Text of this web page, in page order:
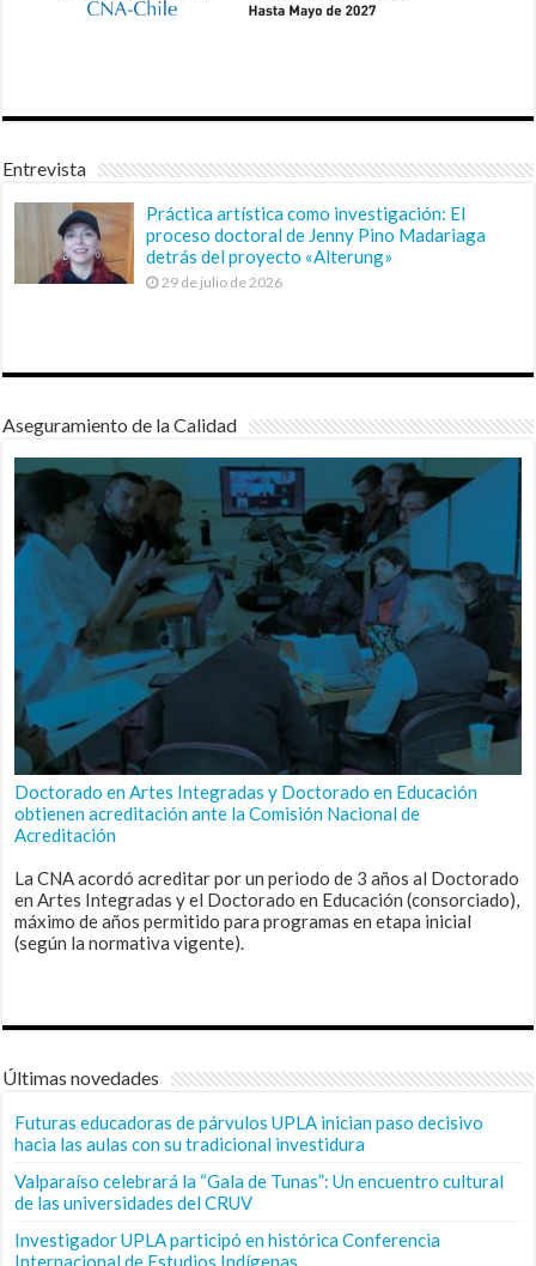
Entrevista
Práctica artística como investigación: El
proceso doctoral de Jenny Pino Madariaga
detrás del proyecto «Alterung»
29 de julio de 2026
Aseguramiento de la Calidad
Doctorado en Artes Integradas y Doctorado en Educación
obtienen acreditación ante la Comisión Nacional de
Acreditación
La CNA acordó acreditar por un periodo de 3 años al Doctorado
en Artes Integradas y el Doctorado en Educación (consorciado),
máximo de años permitido para programas en etapa inicial
(según la normativa vigente).
Últimas novedades
Futuras educadoras de párvulos UPLA inician paso decisivo
hacia las aulas con su tradicional investidura
Valparaíso celebrará la “Gala de Tunas”: Un encuentro cultural
de las universidades del CRUV
Investigador UPLA participó en histórica Conferencia
Internacional de Estudios Indígenas